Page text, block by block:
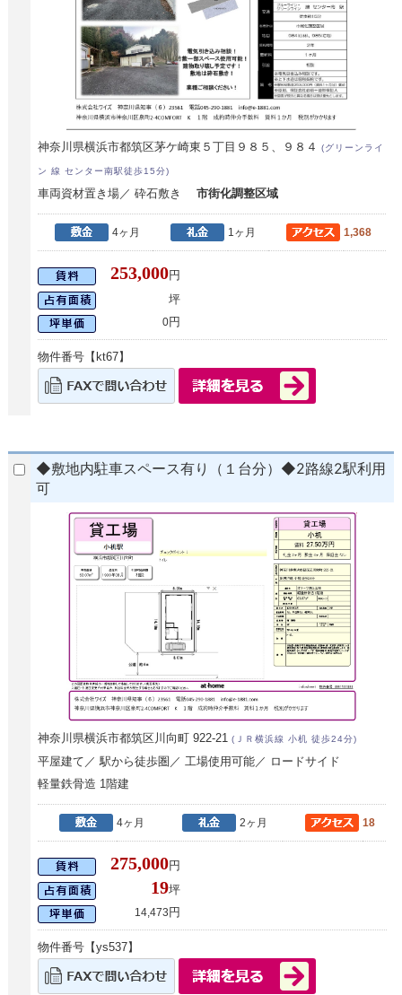
神奈川県横浜市都筑区茅ケ崎東５丁目９８５、９８４(グリーンライ
ン 線 センター南駅徒歩15分)
車両資材置き場／ 砕石敷き市街化調整区域
4ヶ月 1ヶ月 1,368
253,000円
坪
0円
物件番号【kt67】
◆敷地内駐車スペース有り（１台分）◆2路線2駅利用
可
神奈川県横浜市都筑区川向町 922-21(ＪＲ横浜線 小机 徒歩24分)
平屋建て／ 駅から徒歩圏／ 工場使用可能／ ロードサイド
軽量鉄骨造 1階建
4ヶ月 2ヶ月 18
275,000円
19坪
14,473円
物件番号【ys537】